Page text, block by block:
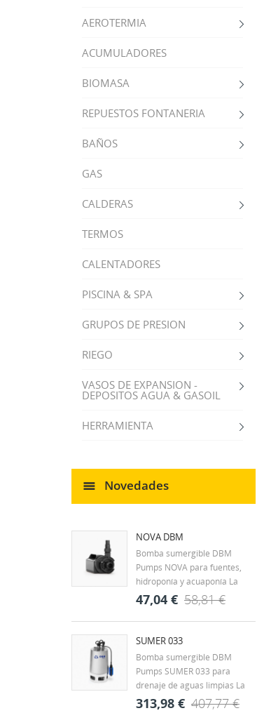
AEROTERMIA
ACUMULADORES
BIOMASA
REPUESTOS FONTANERIA
BAÑOS
GAS
CALDERAS
TERMOS
CALENTADORES
PISCINA & SPA
GRUPOS DE PRESION
RIEGO
VASOS DE EXPANSION -
DEPOSITOS AGUA & GASOIL
HERRAMIENTA
Novedades
NOVA DBM
Bomba sumergible DBM
Pumps NOVA para fuentes,
hidroponía y acuaponía La
DBM Pumps NOVA es una
bomba sumergible diseñada
para la circulación continua de
agua en fuentes
ornamentales, estanques y
pequeños sistemas
hidráulicos. Su tamaño
compacto y...
47,04 € 58,81 €
SUMER 033
Bomba sumergible DBM
Pumps SUMER 033 para
drenaje de aguas limpias La
DBM Pumps SUMER 033 es
313,98 € 407,77 €